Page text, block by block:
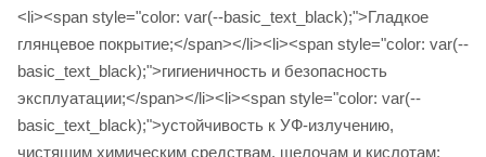
<li><span style="color: var(--basic_text_black);">Гладкое
глянцевое покрытие;</span></li><li><span style="color: var(--
basic_text_black);">гигиеничность и безопасность
эксплуатации;</span></li><li><span style="color: var(--
basic_text_black);">устойчивость к УФ-излучению,
чистящим химическим средствам, щелочам и кислотам;